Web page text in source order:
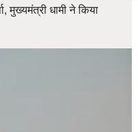
मुख्यमंत्री धामी ने किया